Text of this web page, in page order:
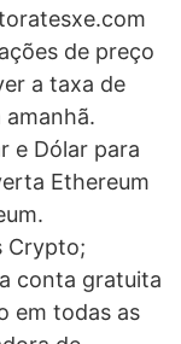
de preço
a taxa de
amanhã.
e Dólar para
Ethereum
Crypto;
conta gratuita
em todas as